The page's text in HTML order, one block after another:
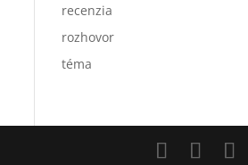
recenzia
rozhovor
téma